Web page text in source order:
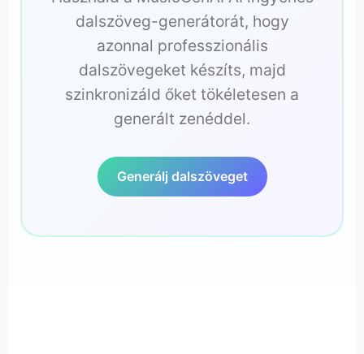
dalszöveg-generátorát, hogy
azonnal professzionális
dalszövegeket készíts, majd
szinkronizáld őket tökéletesen a
generált zenéddel.
Generálj dalszöveget